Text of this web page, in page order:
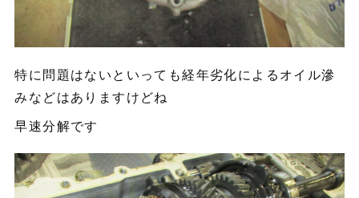
特に問題はないといっても経年劣化によるオイル滲
みなどはありますけどね
早速分解です